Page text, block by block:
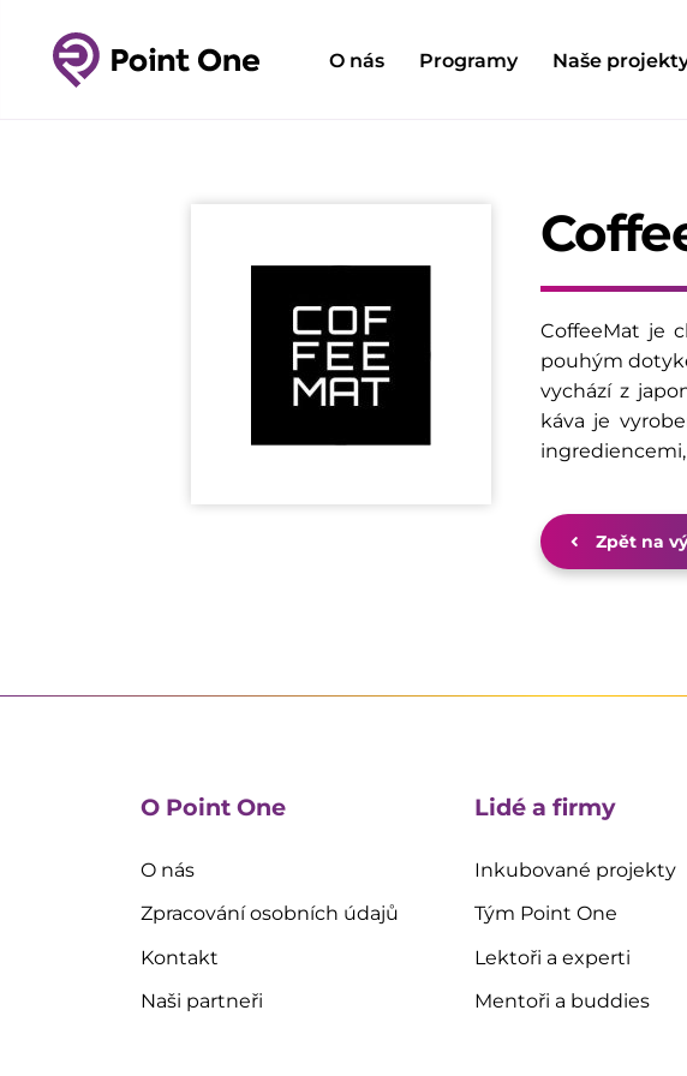
O nás Programy Naše
CoffeeMat je
pouhým
vychází z
káva je
Zpět na
O Point One
O nás
Zpracování osobních údajů
Kontakt
Naši partneři
Lidé a firmy
Inkubované projekty
Tým Point One
Lektoři a experti
Mentoři a buddies